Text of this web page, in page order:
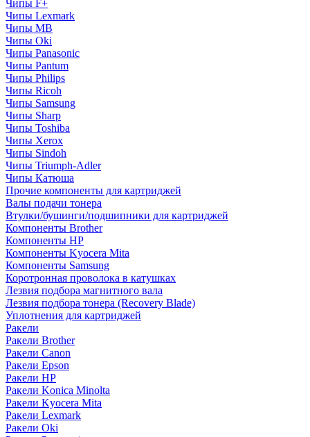
Чипы F+
Чипы Lexmark
Чипы MB
Чипы Oki
Чипы Panasonic
Чипы Pantum
Чипы Philips
Чипы Ricoh
Чипы Samsung
Чипы Sharp
Чипы Toshiba
Чипы Xerox
Чипы Sindoh
Чипы Triumph-Adler
Чипы Катюша
Прочие компоненты для картриджей
Валы подачи тонера
Втулки/бушинги/подшипники для картриджей
Компоненты Brother
Компоненты HP
Компоненты Kyocera Mita
Компоненты Samsung
Коротронная проволока в катушках
Лезвия подбора магнитного вала
Лезвия подбора тонера (Recovery Blade)
Уплотнения для картриджей
Ракели
Ракели Brother
Ракели Canon
Ракели Epson
Ракели HP
Ракели Konica Minolta
Ракели Kyocera Mita
Ракели Lexmark
Ракели Oki